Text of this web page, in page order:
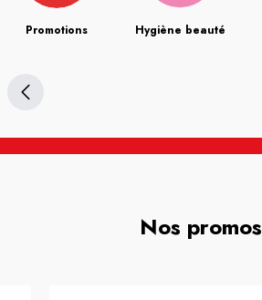
Promotions Hygiène beauté
Nos promos